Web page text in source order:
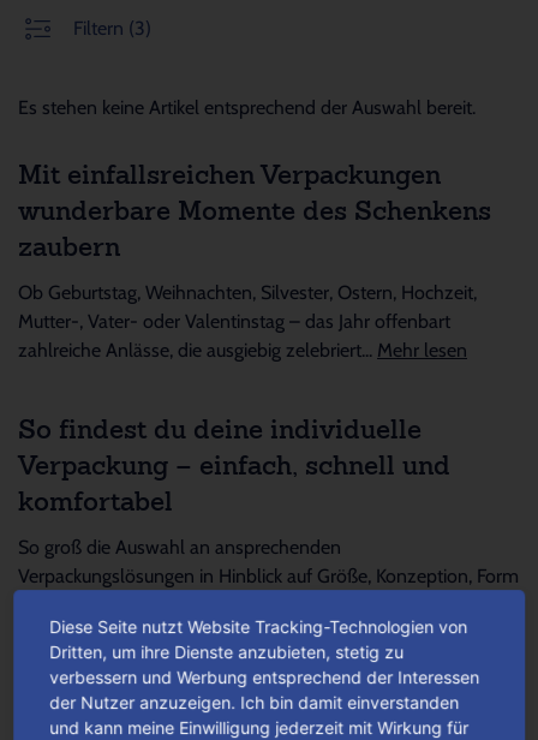
Filtern (3)
Es stehen keine Artikel entsprechend der Auswahl bereit.
Mit einfallsreichen Verpackungen
wunderbare Momente des Schenkens
zaubern
Ob Geburtstag, Weihnachten, Silvester, Ostern, Hochzeit,
Mutter-, Vater- oder Valentinstag – das Jahr offenbart
zahlreiche Anlässe, die ausgiebig zelebriert... Mehr lesen
So findest du deine individuelle
Verpackung – einfach, schnell und
komfortabel
So groß die Auswahl an ansprechenden
Verpackungslösungen in Hinblick auf Größe, Konzeption, Form
Für jeden Anlass Verpackungen
wunschgemäß konfigurieren
Diese Seite nutzt Website Tracking-Technologien von
Dritten, um ihre Dienste anzubieten, stetig zu
verbessern und Werbung entsprechend der Interessen
der Nutzer anzuzeigen. Ich bin damit einverstanden
und kann meine Einwilligung jederzeit mit Wirkung für